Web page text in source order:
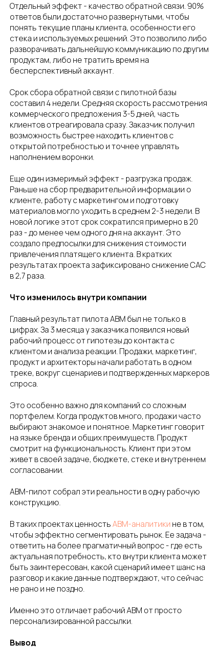
Отдельный эффект - качество обратной связи. 90%
ответов были достаточно развернутыми, чтобы
понять текущие планы клиента, особенности его
стека и используемых решений. Это позволило либо
разворачивать дальнейшую коммуникацию по другим
продуктам, либо не тратить время на
бесперспективный аккаунт.
Срок сбора обратной связи с пилотной базы
составил 4 недели. Средняя скорость рассмотрения
коммерческого предложения 3-5 дней, часть
клиентов отреагировала сразу. Заказчик получил
возможность быстрее находить клиентов с
открытой потребностью и точнее управлять
наполнением воронки.
Еще один измеримый эффект - разгрузка продаж.
Раньше на сбор предварительной информации о
клиенте, работу с маркетингом и подготовку
материалов могло уходить в среднем 2-3 недели. В
новой логике этот срок сократился примерно в 20
раз - до менее чем одного дня на аккаунт. Это
создало предпосылки для снижения стоимости
привлечения платящего клиента. В кратких
результатах проекта зафиксировано снижение CAC
в 2,7 раза.
Что изменилось внутри компании
Главный результат пилота ABM был не только в
цифрах. За 3 месяца у заказчика появился новый
рабочий процесс от гипотезы до контакта с
клиентом и анализа реакции. Продажи, маркетинг,
продукт и архитекторы начали работать в одном
треке, вокруг сценариев и подтвержденных маркеров
спроса.
Это особенно важно для компаний со сложным
портфелем. Когда продуктов много, продажи часто
выбирают знакомое и понятное. Маркетинг говорит
на языке бренда и общих преимуществ. Продукт
смотрит на функциональность. Клиент при этом
живет в своей задаче, бюджете, стеке и внутреннем
согласовании.
ABM-пилот собрал эти реальности в одну рабочую
конструкцию.
В таких проектах ценностьABM-аналитики не в том,
чтобы эффектно сегментировать рынок. Ее задача -
ответить на более прагматичный вопрос - где есть
актуальная потребность, кто внутри клиента может
быть заинтересован, какой сценарий имеет шанс на
разговор и какие данные подтверждают, что сейчас
не рано и не поздно.
Именно это отличает рабочий ABM от просто
персонализированной рассылки.
Вывод